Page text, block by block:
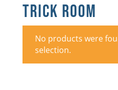
TRICK ROOM
No products were
selection.